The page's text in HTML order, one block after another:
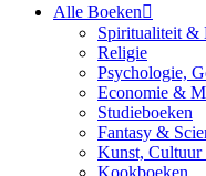
Alle Boeken
Spiritualiteit &
Religie
Psychologie,
Economie &
Studieboeken
Fantasy &
Kunst,
Kookboeken